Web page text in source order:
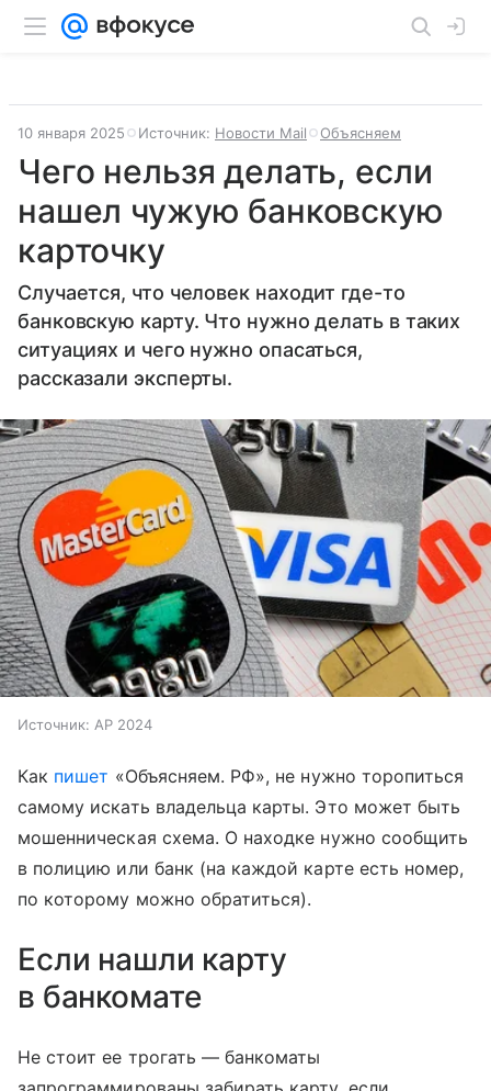
10 января 2025 Источник: Новости Mail Объясняем
Чего нельзя делать, если
нашел чужую банковскую
карточку
Случается, что человек находит где-то
банковскую карту. Что нужно делать в таких
ситуациях и чего нужно опасаться,
рассказали эксперты.
Источник: AP 2024
Как пишет «Объясняем. РФ», не нужно торопиться
самому искать владельца карты. Это может быть
мошенническая схема. О находке нужно сообщить
в полицию или банк (на каждой карте есть номер,
по которому можно обратиться).
Если нашли карту
в банкомате
Не стоит ее трогать — банкоматы